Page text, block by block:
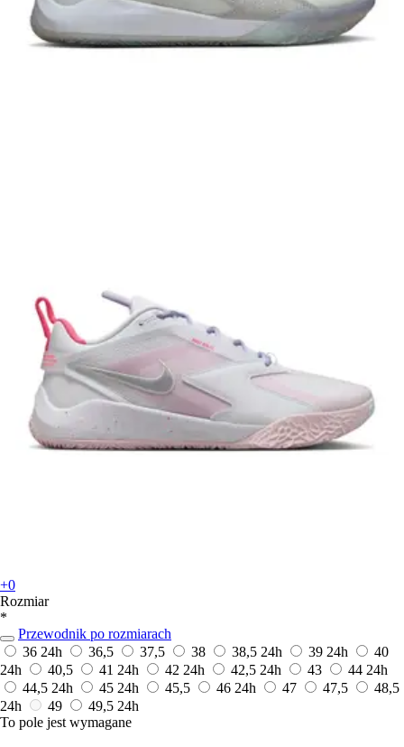
+0
Rozmiar
*
Przewodnik po rozmiarach
36 24h 36,5 37,5 38 38,5 24h 39 24h
40
24h
40,5 41 24h 42 24h 42,5 24h 43 44 24h
44,5 24h 45 24h 45,5 46 24h 47 47,5
48,5
24h
49 49,5 24h
To pole jest wymagane